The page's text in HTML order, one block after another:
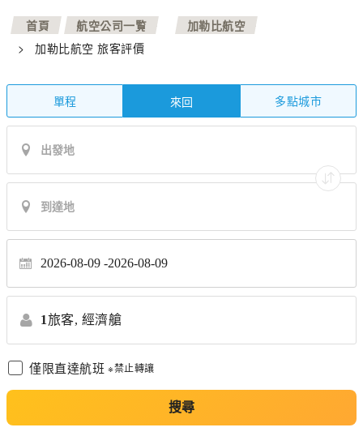
首頁 >
航空公司一覧 >
加勒比航空
>
加勒比航空 旅客評價
單程 來回 多點城市
2026-08-09 2026-08-09
1旅客, 經濟艙
僅限直達航班 ※禁止轉讓
搜尋